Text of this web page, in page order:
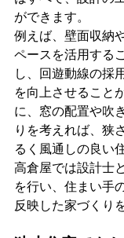
ができます。
例えば、壁面収納
ペースを活用する
し、回遊動線の採
を向上させること
に、窓の配置や吹
りを考えれば、狭
るく風通しの良い
高倉屋では設計士
を行い、住まい手
反映した家づくり